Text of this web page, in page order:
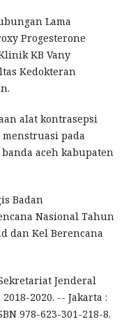
Lama
Progesterone
KB Vany
Kedokteran
alat kontrasepsi
pada
aceh kabupaten
Badan
Nasional Tahun
dan Kel Berencana
Jenderal
2020. -- Jakarta :
978-623-301-218-8.